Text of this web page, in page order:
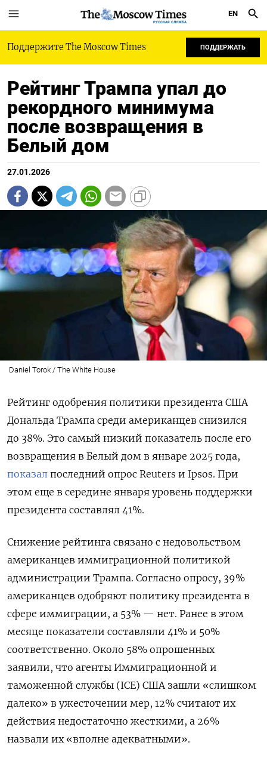
РУССКАЯ СЛУЖБА
EN
Поддержите The Moscow Times ПОДДЕРЖАТЬ
Рейтинг Трампа упал до
рекордного минимума
после возвращения в
Белый дом
27.01.2026
Daniel Torok / The White House
Рейтинг одобрения политики президента США
Дональда Трампа среди американцев снизился
до 38%. Это самый низкий показатель после его
возвращения в Белый дом в январе 2025 года,
показал последний опрос Reuters и Ipsos. При
этом еще в середине января уровень поддержки
президента составлял 41%.
Снижение рейтинга связано с недовольством
американцев иммиграционной политикой
администрации Трампа. Согласно опросу, 39%
американцев одобряют политику президента в
сфере иммиграции, а 53% — нет. Ранее в этом
месяце показатели составляли 41% и 50%
соответственно. Около 58% опрошенных
заявили, что агенты Иммиграционной и
таможенной службы (ICE) США зашли «слишком
далеко» в ужесточении мер, 12% считают их
действия недостаточно жесткими, а 26%
назвали их «вполне адекватными».